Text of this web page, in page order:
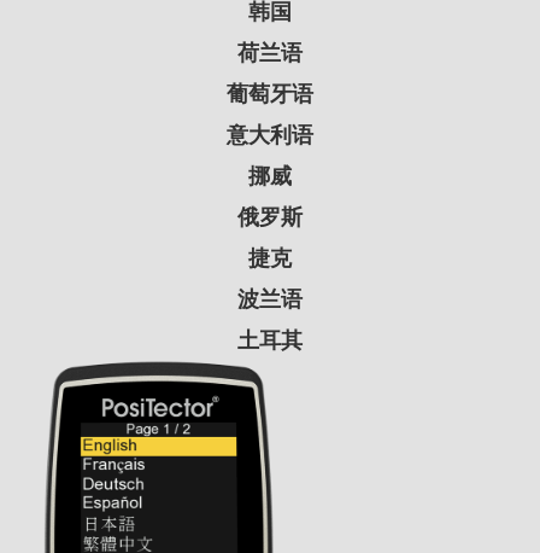
韩国
荷兰语
葡萄牙语
意大利语
挪威
俄罗斯
捷克
波兰语
土耳其